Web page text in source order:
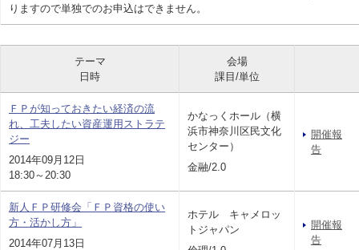
りますので単独でのお申込はできません。
テーマ
日時
会場
課目/単位
ＦＰが知っておきたい経済の流
れ、工夫したい資産運用ストラテ
ジー
2014年09月12日
18:30～20:30
かなっくホール（横
浜市神奈川区民文化
センター）
金融/2.0
開催報
告
新人ＦＰ研修会「ＦＰ資格の使い
方・活かし方」
2014年07月13日
ホテル キャメロッ
トジャパン
開催報
告